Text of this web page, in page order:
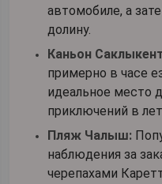
автомобиле, а
долину.
Каньон
примерно в часе
идеальное место
приключений в
Пляж Чалыш:
наблюдения за
черепахами